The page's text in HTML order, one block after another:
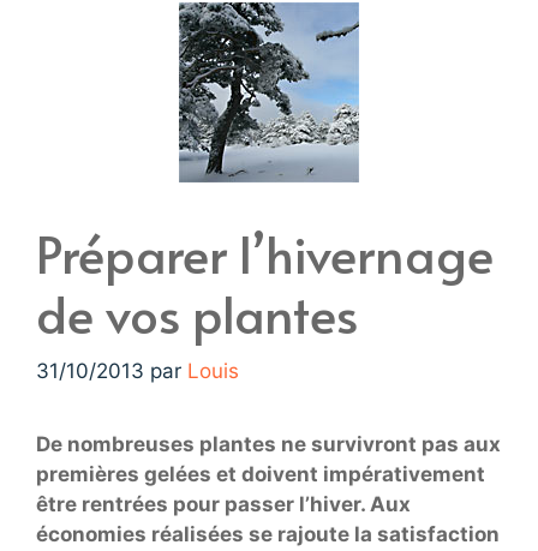
Préparer l’hivernage
de vos plantes
31/10/2013 par Louis
De nombreuses plantes ne survivront pas aux
premières gelées et doivent impérativement
être rentrées pour passer l’hiver. Aux
économies réalisées se rajoute la satisfaction